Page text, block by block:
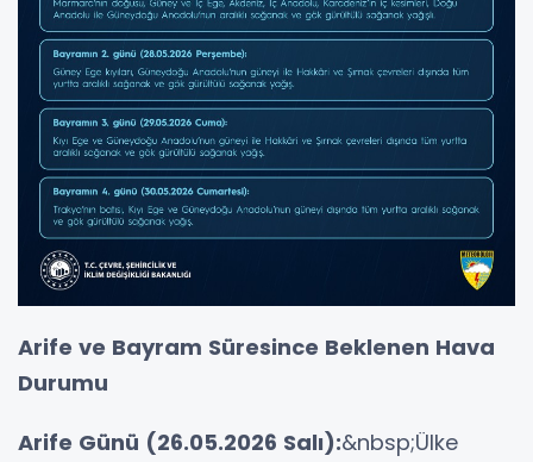
Arife ve Bayram Süresince Beklenen Hava
Durumu
Arife Günü (26.05.2026 Salı):&nbsp;Ülke